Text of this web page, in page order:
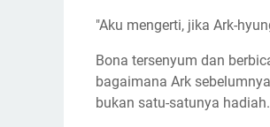
"Aku mengerti, jika Ark-
Bona tersenyum dan
bagaimana Ark
bukan satu-satunya hadiah.